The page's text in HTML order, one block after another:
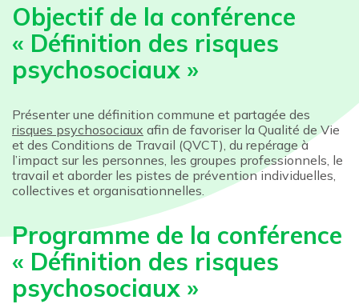
Objectif de la conférence
« Définition des risques
psychosociaux »
Présenter une définition commune et partagée des
risques psychosociaux afin de favoriser la Qualité de Vie
et des Conditions de Travail (QVCT), du repérage à
l’impact sur les personnes, les groupes professionnels, le
travail et aborder les pistes de prévention individuelles,
collectives et organisationnelles.
Programme de la conférence
« Définition des risques
psychosociaux »